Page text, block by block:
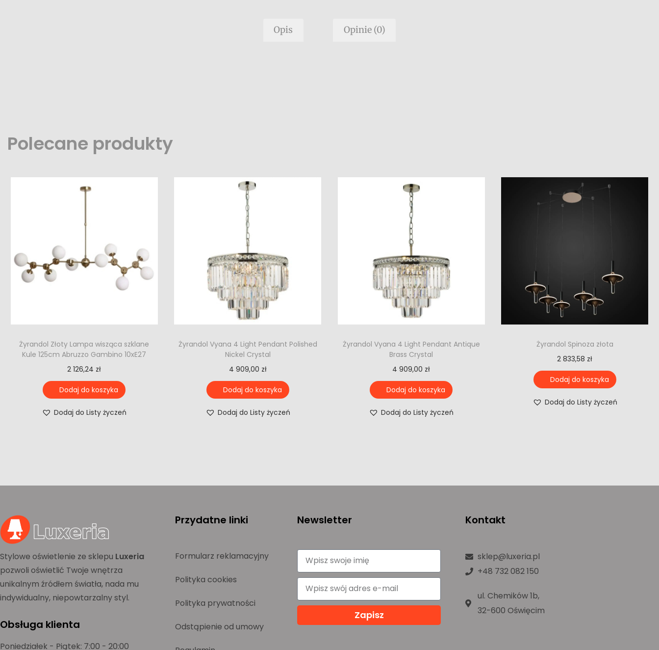
Opis Opinie (0)
Polecane produkty
Żyrandol Złoty Lampa wisząca szklane
Kule 125cm Abruzzo Gambino 10xE27
2 126,24 zł
Dodaj do koszyka
Dodaj do Listy życzeń
Żyrandol Vyana 4 Light Pendant Polished
Nickel Crystal
4 909,00 zł
Dodaj do koszyka
Dodaj do Listy życzeń
Żyrandol Vyana 4 Light Pendant Antique
Brass Crystal
4 909,00 zł
Dodaj do koszyka
Dodaj do Listy życzeń
Żyrandol Spinoza złota
2 833,58 zł
Dodaj do koszyka
Dodaj do Listy życzeń
Stylowe oświetlenie ze sklepu Luxeria
pozwoli oświetlić Twoje wnętrza
unikalnym źródłem światła, nada mu
indywidualny, niepowtarzalny styl.
Obsługa klienta
Poniedziałek - Piątek: 7:00 - 20:00
Przydatne linki
Formularz reklamacyjny
Polityka cookies
Polityka prywatności
Odstąpienie od umowy
Newsletter
Zapisz
Kontakt
sklep@luxeria.pl
+48 732 082 150
ul. Chemików 1b,
32-600 Oświęcim